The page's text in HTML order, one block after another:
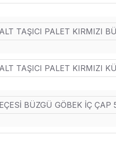
TAŞICI PALET KIRMIZI
TAŞICI PALET KIRMIZI
BÜZGÜ GÖBEK İÇ ÇAP